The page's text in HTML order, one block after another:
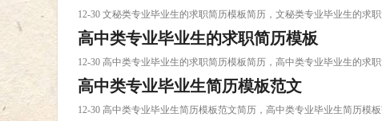
12-30 文秘类专业毕业生的求职简历模板简历，文秘类专业毕业生的求
高中类专业毕业生的求职简历模板
12-30 高中类专业毕业生的求职简历模板简历，高中类专业毕业生的求
高中类专业毕业生简历模板范文
12-30 高中类专业毕业生简历模板范文简历，高中类专业毕业生简历模